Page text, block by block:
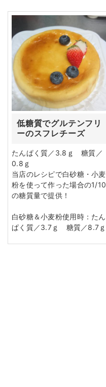
低糖質でグルテンフリ
ーのスフレチーズ
たんぱく質／3.8ｇ 糖質／
0.8ｇ
当店のレシピで白砂糖・小麦
粉を使って作った場合の1/10
の糖質量で提供！
白砂糖＆小麦粉使用時：たん
ぱく質／3.7ｇ 糖質／8.7ｇ